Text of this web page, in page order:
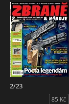
2/23
85 Kč